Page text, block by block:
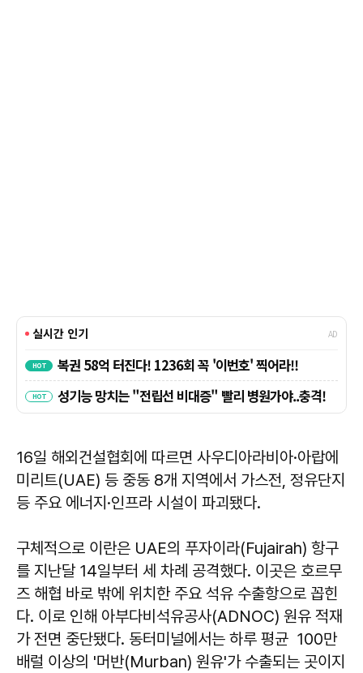
16일 해외건설협회에 따르면 사우디아라비아·아랍에
미리트(UAE) 등 중동 8개 지역에서 가스전, 정유단지
등 주요 에너지·인프라 시설이 파괴됐다.
구체적으로 이란은 UAE의 푸자이라(Fujairah) 항구
를 지난달 14일부터 세 차례 공격했다. 이곳은 호르무
즈 해협 바로 밖에 위치한 주요 석유 수출항으로 꼽힌
다. 이로 인해 아부다비석유공사(ADNOC) 원유 적재
가 전면 중단됐다. 동터미널에서는 하루 평균 100만
배럴 이상의 '머반(Murban) 원유'가 수출되는 곳이지